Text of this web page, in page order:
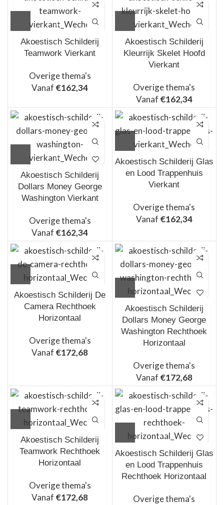
Akoestisch Schilderij
Teamwork Vierkant
Overige thema's
Vanaf €162,34
Akoestisch Schilderij
Kleurrijk Skelet Hoofd
Vierkant
Overige thema's
Vanaf €162,34
Akoestisch Schilderij
Dollars Money George
Washington Vierkant
Overige thema's
Vanaf €162,34
Akoestisch Schilderij Glas
en Lood Trappenhuis
Vierkant
Overige thema's
Vanaf €162,34
Akoestisch Schilderij De
Camera Rechthoek
Horizontaal
Overige thema's
Vanaf €172,68
Akoestisch Schilderij
Dollars Money George
Washington Rechthoek
Horizontaal
Overige thema's
Vanaf €172,68
Akoestisch Schilderij
Teamwork Rechthoek
Horizontaal
Overige thema's
Vanaf €172,68
Akoestisch Schilderij Glas
en Lood Trappenhuis
Rechthoek Horizontaal
Overige thema's